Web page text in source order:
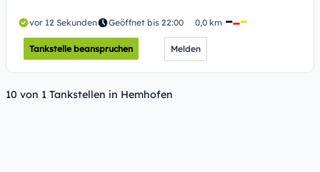
vor 12 Sekunden Geöffnet bis 22:00 0,0 km
Tankstelle beanspruchen Melden
10 von 1 Tankstellen in Hemhofen